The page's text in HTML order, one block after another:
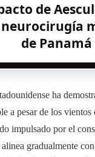
de
neurocirugía
de Panamá
ha
a pesar de los
impulsado por el
gradualmente